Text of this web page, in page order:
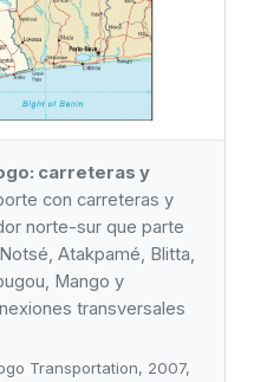
carreteras y
con carreteras y
norte-sur que parte
Atakpamé, Blitta,
Mango y
transversales
Transportation, 2007,